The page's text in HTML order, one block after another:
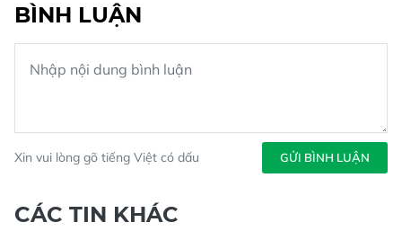
BÌNH LUẬN
Xin vui lòng gõ tiếng Việt có dấu GỬI BÌNH LUẬN
CÁC TIN KHÁC